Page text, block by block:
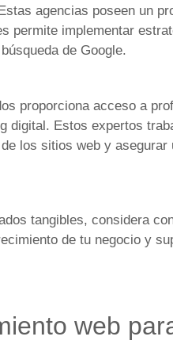
agencias poseen un
permite implementar
de Google.
proporciona acceso a
digital. Estos expertos
los sitios web y
tangibles, considera
de tu negocio y
web